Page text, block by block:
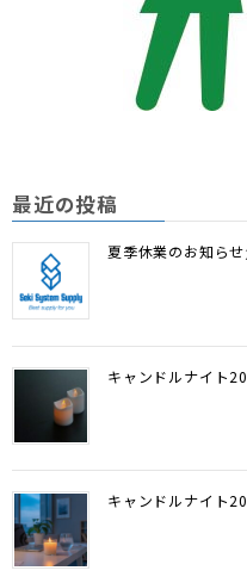
最近の投稿
夏季休業のお知らせ
キャンドルナイト
キャンドルナイト